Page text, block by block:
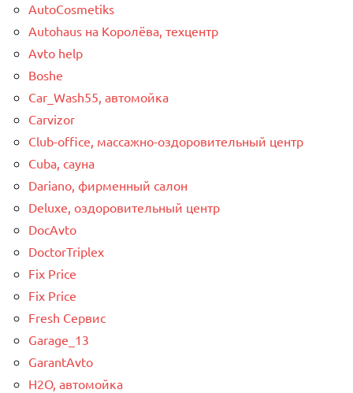
AutoCosmetiks
Autohaus на Королёва, техцентр
Avto help
Boshe
Car_Wash55, автомойка
Carvizor
Club-office, массажно-оздоровительный центр
Cuba, сауна
Dariano, фирменный салон
Deluxe, оздоровительный центр
DocAvto
DoctorTriplex
Fix Price
Fix Price
Fresh Сервис
Garage_13
GarantAvto
H2O, автомойка